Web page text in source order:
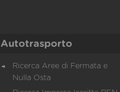
Autotrasporto
Ricerca Aree di Fermata e
Nulla Osta